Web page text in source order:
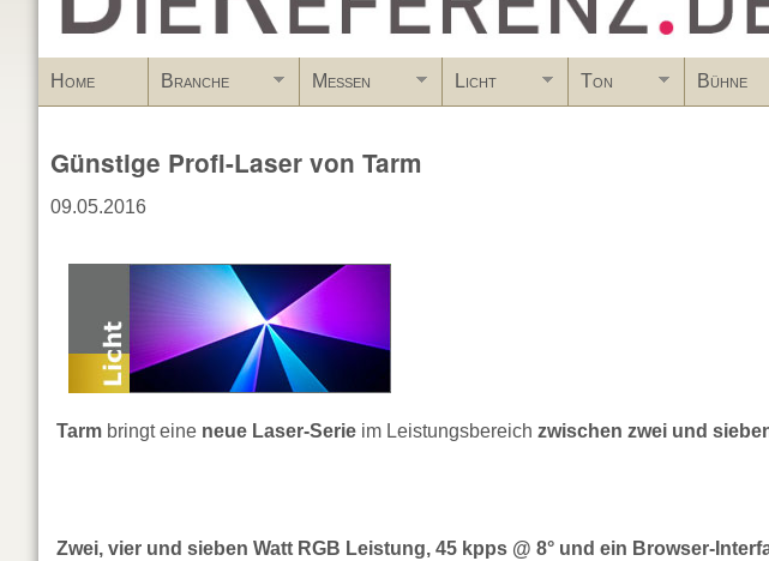
Home Branche Messen Licht Ton Bühne
Günstige Profi-Laser von Tarm
09.05.2016
Tarm bringt eine neue Laser-Serie im Leistungsbereich zwischen zwei und
Zwei, vier und sieben Watt RGB Leistung, 45 kpps @ 8° und ein Browser-